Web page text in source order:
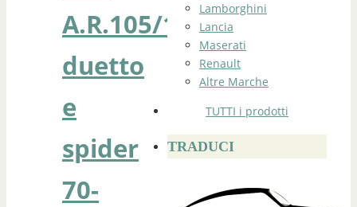
A.R.105/115
duetto
e
spider
70-
Lamborghini
Lancia
Maserati
Renault
Altre Marche
TUTTI i prodotti
TRADUCI